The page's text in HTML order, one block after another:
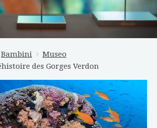
Bambini
Museo
des Gorges Verdon